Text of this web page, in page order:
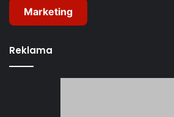
Marketing
Reklama